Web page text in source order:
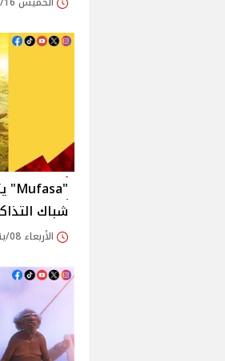
شباك
الأربعاء 08/يناير/2025 - 07:39 ص